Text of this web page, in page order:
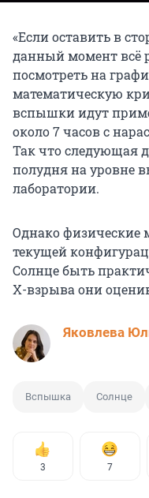
«Если оставить в
данный момент всё
посмотреть на
математическую
вспышки идут
около 7 часов с
Так что следующая
полудня на уровне
лаборатории.
Однако физические
текущей
Солнце быть
X-взрыва они
Яковлева
Вспышка Солнце
3 7